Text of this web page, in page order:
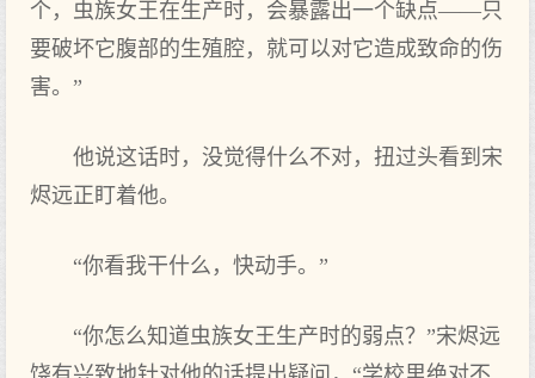
个，虫族女王在生产时，会暴露出一个缺点——只
要破坏它腹部的生殖腔，就可以对它造成致命的伤
害。”
他说这话时，没觉得什么不对，扭过头看到宋
烬远正盯着他。
“你看我干什么，快动手。”
“你怎么知道虫族女王生产时的弱点？”宋烬远